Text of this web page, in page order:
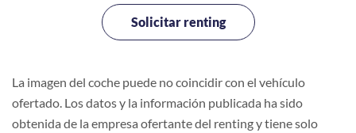
Solicitar renting
La imagen del coche puede no coincidir con el vehículo
ofertado. Los datos y la información publicada ha sido
obtenida de la empresa ofertante del renting y tiene solo